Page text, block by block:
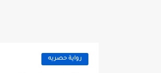
رواية حصريه